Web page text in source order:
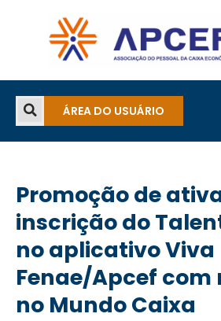
ÁREA DO USUÁRIO
Promoção de
inscrição do
no aplicativo Viva
Fenae/Apcef com
no Mundo Caixa